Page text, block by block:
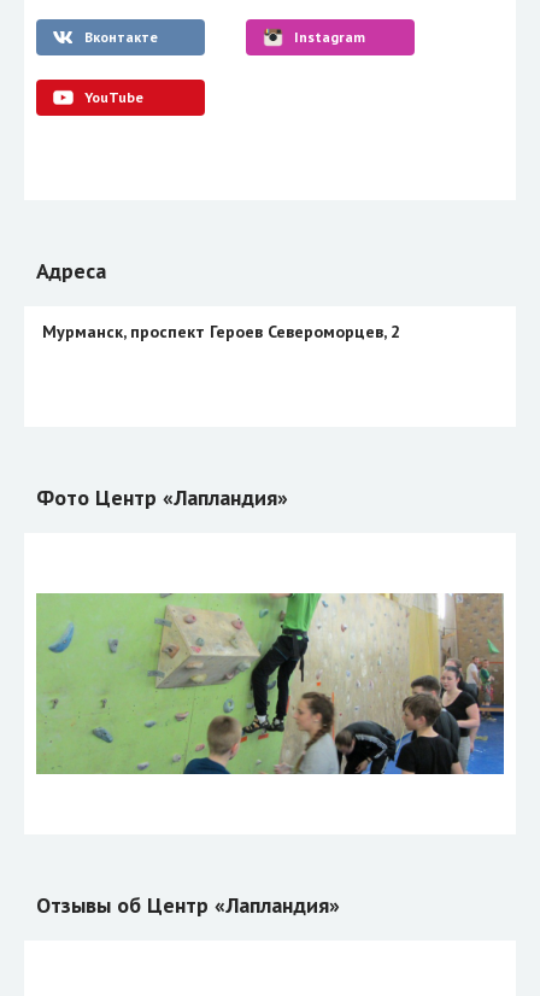
Вконтакте Instagram
YouTube
Адреса
Мурманск, проспект Героев Североморцев, 2
Фото Центр «Лапландия»
Отзывы об Центр «Лапландия»